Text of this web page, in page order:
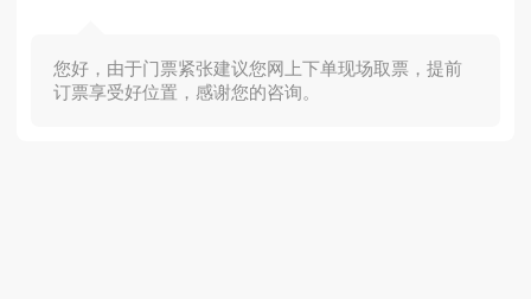
您好，由于门票紧张建议您网上下单现场取票，提前
订票享受好位置，感谢您的咨询。